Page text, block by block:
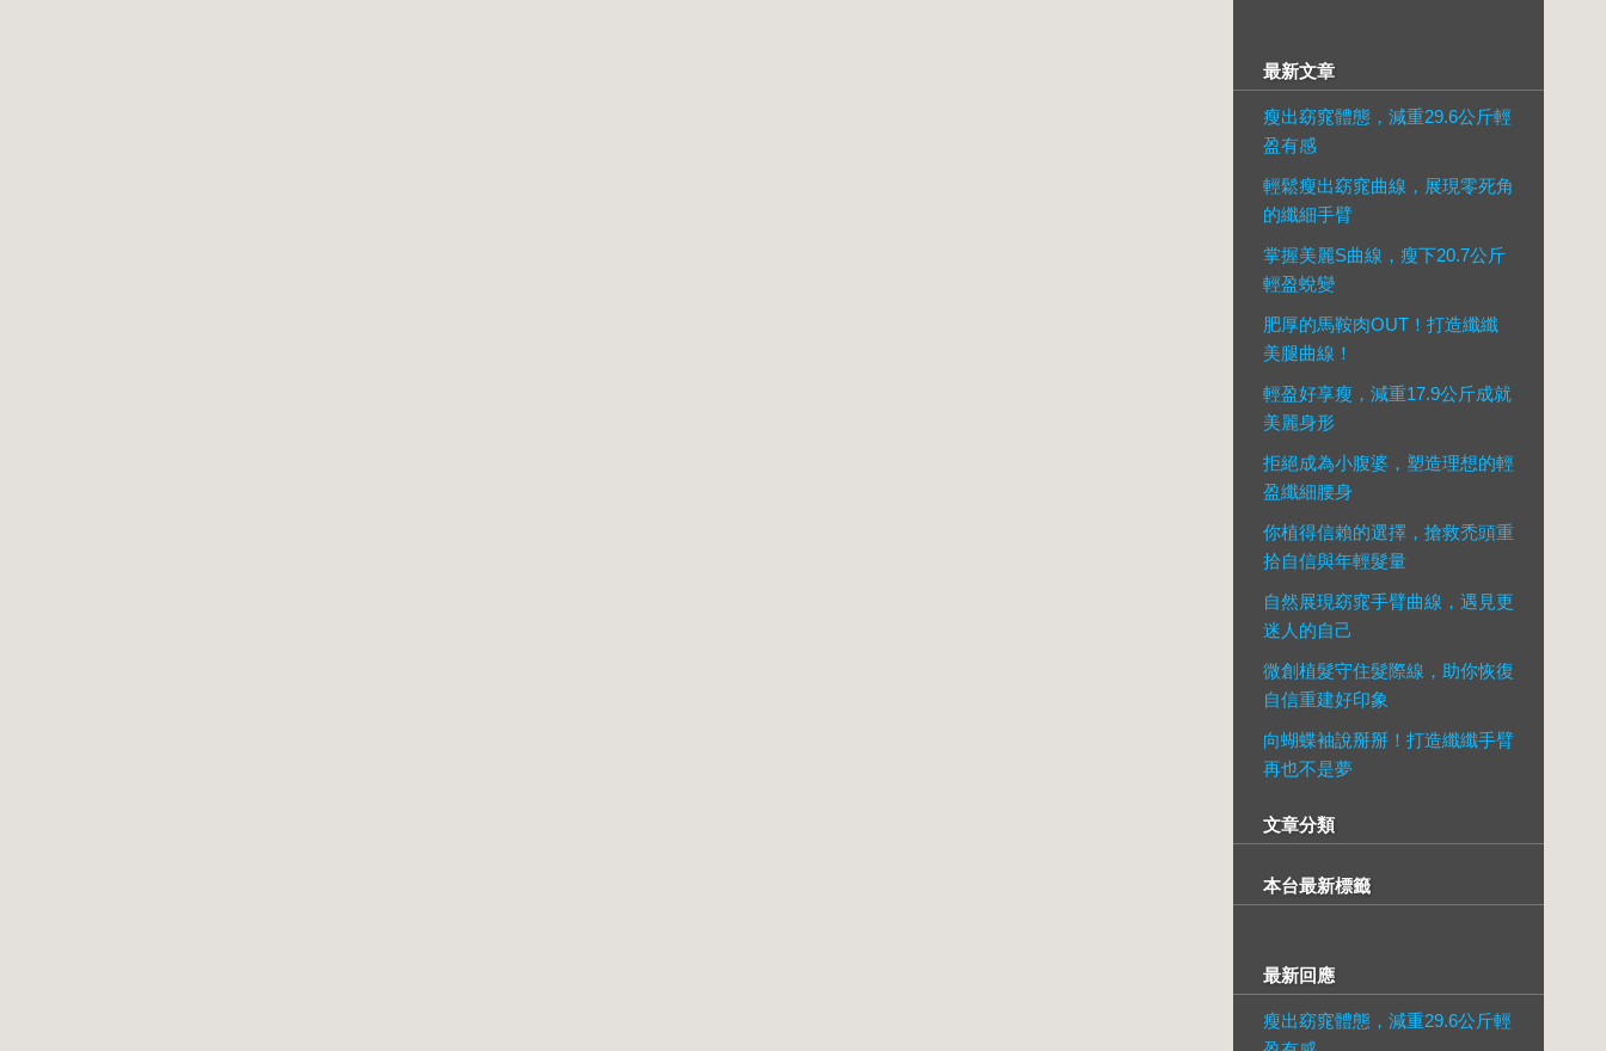
最新文章
瘦出窈窕體態，減重29.6公斤輕
盈有感
輕鬆瘦出窈窕曲線，展現零死角
的纖細手臂
掌握美麗S曲線，瘦下20.7公斤
輕盈蛻變
肥厚的馬鞍肉OUT！打造纖纖
美腿曲線！
輕盈好享瘦，減重17.9公斤成就
美麗身形
拒絕成為小腹婆，塑造理想的輕
盈纖細腰身
你植得信賴的選擇，搶救禿頭重
拾自信與年輕髮量
自然展現窈窕手臂曲線，遇見更
迷人的自己
微創植髮守住髮際線，助你恢復
自信重建好印象
向蝴蝶袖說掰掰！打造纖纖手臂
再也不是夢
文章分類
本台最新標籤
最新回應
瘦出窈窕體態，減重29.6公斤輕